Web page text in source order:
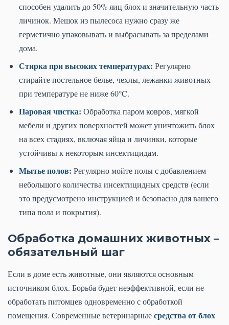
способен удалить до 50% яиц блох и значительную часть
личинок. Мешок из пылесоса нужно сразу же
герметично упаковывать и выбрасывать за пределами
дома.
Стирка при высоких температурах: Регулярно
стирайте постельное белье, чехлы, лежанки животных
при температуре не ниже 60°C.
Паровая чистка: Обработка паром ковров, мягкой
мебели и других поверхностей может уничтожить блох
на всех стадиях, включая яйца и личинки, которые
устойчивы к некоторым инсектицидам.
Мытье полов: Регулярно мойте полы с добавлением
небольшого количества инсектицидных средств (если
это предусмотрено инструкцией и безопасно для вашего
типа пола и покрытия).
Обработка домашних животных –
обязательный шаг
Если в доме есть животные, они являются основным
источником блох. Борьба будет неэффективной, если не
обработать питомцев одновременно с обработкой
помещения. Современные ветеринарныесредства от блох